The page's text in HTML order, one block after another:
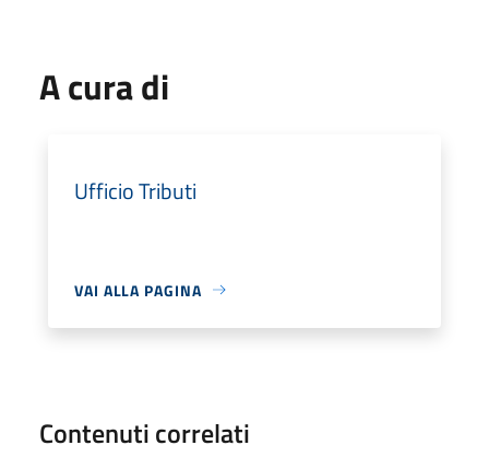
A cura di
Ufficio Tributi
VAI ALLA PAGINA
Contenuti correlati